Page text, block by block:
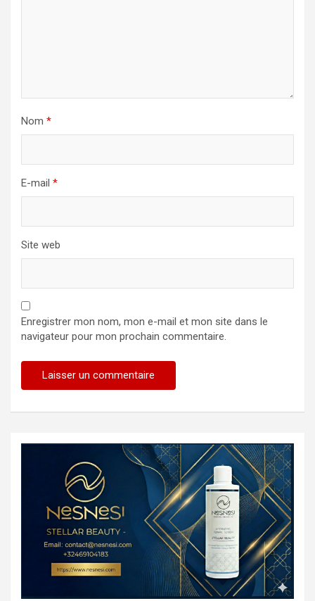
Nom *
E-mail *
Site web
Enregistrer mon nom, mon e-mail et mon site dans le
navigateur pour mon prochain commentaire.